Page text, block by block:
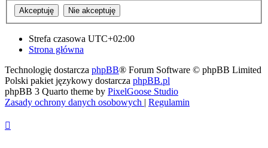
Strefa czasowa UTC+02:00
Strona główna
Technologię dostarcza phpBB® Forum Software © phpBB Limited
Polski pakiet językowy dostarcza phpBB.pl
phpBB 3 Quarto theme by PixelGoose Studio
Zasady ochrony danych osobowych | Regulamin